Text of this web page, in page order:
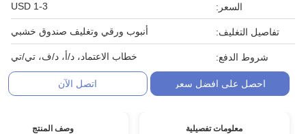
السعر: 1-3 USD
تفاصيل التغليف: أنبوب ورقي وتغليف صندوق خشبي
شروط الدفع: خطاب الاعتماد، د/أ، د/ف، تي/تي
احصل على افضل سعر اتصل الآن
معلومات تفصيلية وصف المنتج